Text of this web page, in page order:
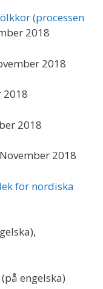
(processen
2018
2018
2018
2018
2018
för nordiska
(på engelska)